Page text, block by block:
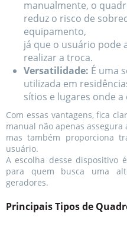
manualmente, o
reduz o risco de
equipamento,
já que o usuário pode
realizar a troca.
Versatilidade: É uma
utilizada em
sítios e lugares onde
Com essas vantagens, fica
manual não apenas
mas também proporciona
usuário.
A escolha desse dispositivo
para quem busca uma
geradores.
Principais Tipos de